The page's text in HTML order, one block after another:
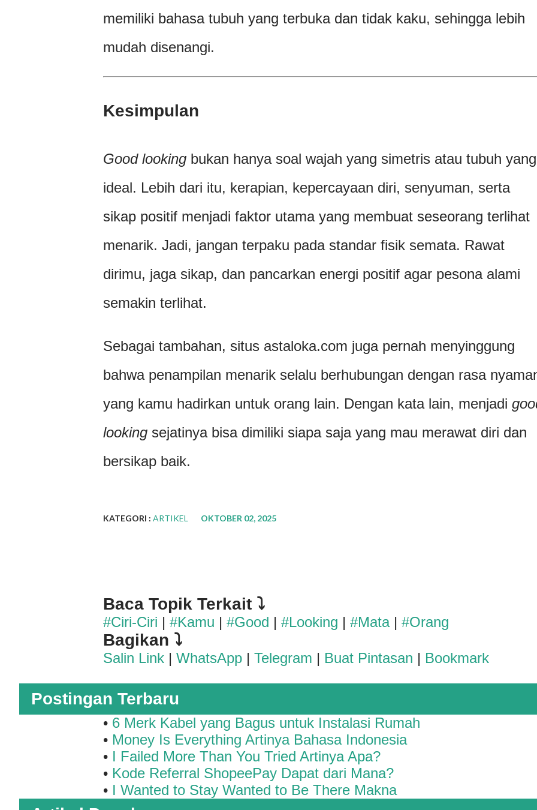
memiliki bahasa tubuh yang terbuka dan tidak kaku, sehingga lebih
mudah disenangi.
Kesimpulan
Good looking bukan hanya soal wajah yang simetris atau tubuh yang
ideal. Lebih dari itu, kerapian, kepercayaan diri, senyuman, serta
sikap positif menjadi faktor utama yang membuat seseorang terlihat
menarik. Jadi, jangan terpaku pada standar fisik semata. Rawat
dirimu, jaga sikap, dan pancarkan energi positif agar pesona alami
semakin terlihat.
Sebagai tambahan, situs astaloka.com juga pernah menyinggung
bahwa penampilan menarik selalu berhubungan dengan rasa
yang kamu hadirkan untuk orang lain. Dengan kata lain, menjadi
looking sejatinya bisa dimiliki siapa saja yang mau merawat diri dan
bersikap baik.
KATEGORI : ARTIKEL OKTOBER 02, 2025
Baca Topik Terkait ⤵
#Ciri-Ciri | #Kamu | #Good | #Looking | #Mata| #Orang
Bagikan ⤵
Salin Link | WhatsApp | Telegram | Buat Pintasan | Bookmark
Postingan Terbaru
• 6 Merk Kabel yang Bagus untuk Instalasi Rumah
• Money Is Everything Artinya Bahasa Indonesia
• I Failed More Than You Tried Artinya Apa?
• Kode Referral ShopeePay Dapat dari Mana?
• I Wanted to Stay Wanted to Be There Makna